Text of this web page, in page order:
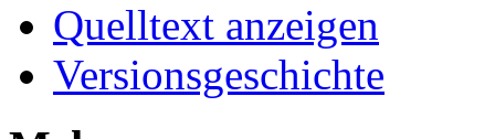
Quelltext anzeigen
Versionsgeschichte